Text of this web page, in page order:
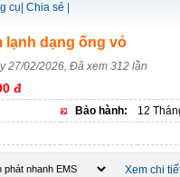
Chia sẻ
cụ
lạnh dạng ống vỏ
27/02/2026, Đã xem 312 lần
đ
Bảo hành:
12
Xem chi